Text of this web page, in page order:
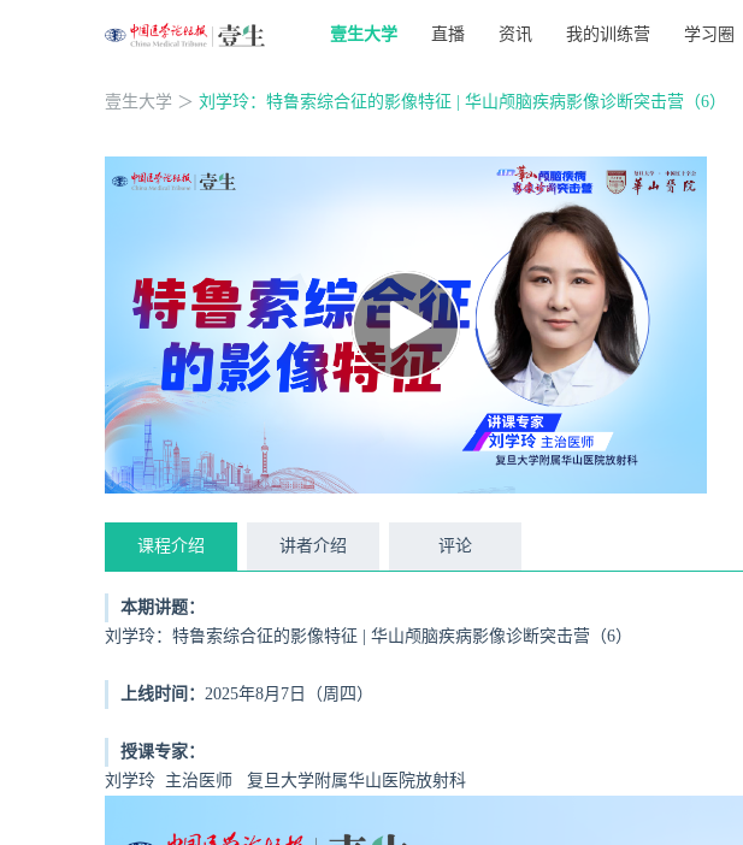
壹生大学 直播 资讯 我的训练营 学习圈
壹生大学 ＞ 刘学玲：特鲁索综合征的影像特征 | 华山颅脑疾病影像诊断突击营（6）
课程介绍 讲者介绍 评论
本期讲题：
刘学玲：特鲁索综合征的影像特征 | 华山颅脑疾病影像诊断突击营（6）
上线时间： 2025年8月7日（周四）
授课专家：
刘学玲 主治医师 复旦大学附属华山医院放射科